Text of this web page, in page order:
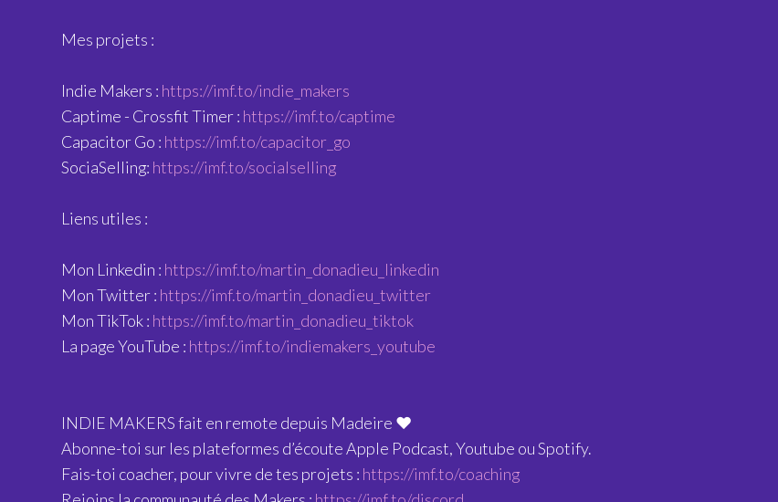
Mes projets :
Indie Makers : https://imf.to/indie_makers
Captime - Crossfit Timer : https://imf.to/captime
Capacitor Go : https://imf.to/capacitor_go
SociaSelling: https://imf.to/socialselling
Liens utiles :
Mon Linkedin : https://imf.to/martin_donadieu_linkedin
Mon Twitter : https://imf.to/martin_donadieu_twitter
Mon TikTok : https://imf.to/martin_donadieu_tiktok
La page YouTube : https://imf.to/indiemakers_youtube
INDIE MAKERS fait en remote depuis Madeire ❤️
Abonne-toi sur les plateformes d’écoute Apple Podcast, Youtube ou Spotify.
Fais-toi coacher, pour vivre de tes projets : https://imf.to/coaching